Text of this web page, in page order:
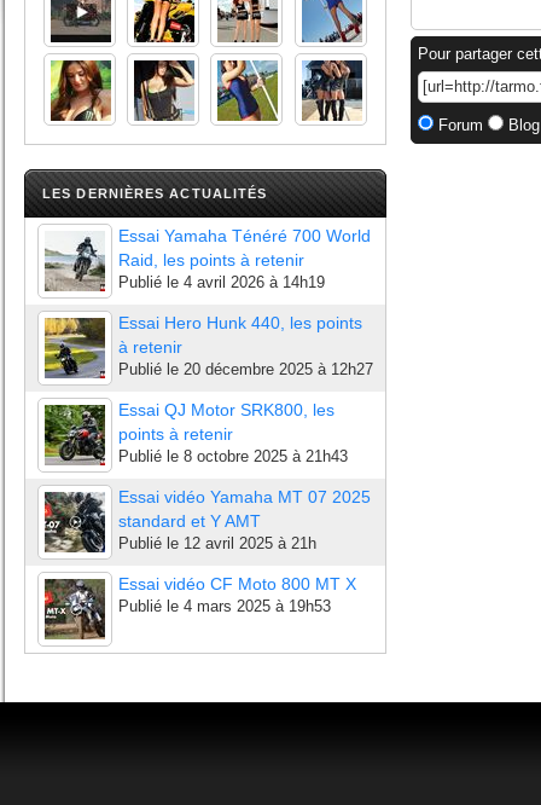
LES DERNIÈRES ACTUALITÉS
Essai Yamaha Ténéré 700 World
Raid, les points à retenir
Publié le 4 avril 2026 à 14h19
Essai Hero Hunk 440, les points
à retenir
Publié le 20 décembre 2025 à 12h27
Essai QJ Motor SRK800, les
points à retenir
Publié le 8 octobre 2025 à 21h43
Essai vidéo Yamaha MT 07 2025
standard et Y AMT
Publié le 12 avril 2025 à 21h
Essai vidéo CF Moto 800 MT X
Publié le 4 mars 2025 à 19h53
Pour partager
Forum